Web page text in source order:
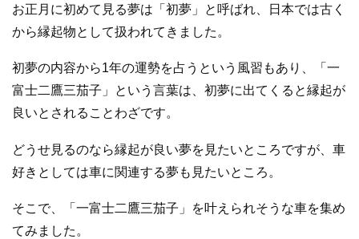
お正月に初めて見る夢は「初夢」と呼ばれ、日本では古く
から縁起物として扱われてきました。
初夢の内容から1年の運勢を占うという風習もあり、「一
富士二鷹三茄子」という言葉は、初夢に出てくると縁起が
良いとされることわざです。
どうせ見るのなら縁起が良い夢を見たいところですが、車
好きとしては車に関連する夢も見たいところ。
そこで、「一富士二鷹三茄子」を叶えられそうな車を集め
てみました。